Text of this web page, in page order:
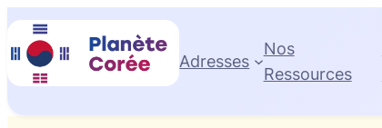
Aller
au
contenu
Adresses
Nos
Ressources